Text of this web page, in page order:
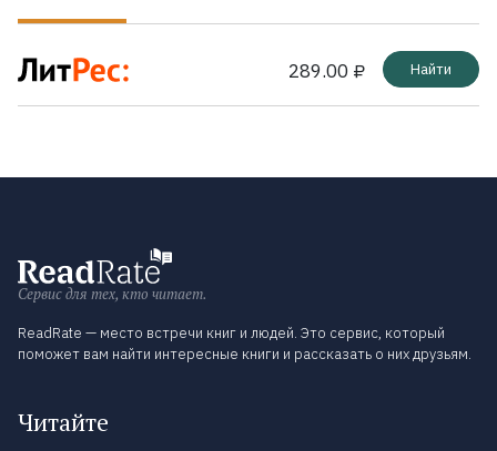
289.00 ₽ Найти
Сервис для тех, кто читает.
ReadRate — место встречи книг и людей. Это сервис, который
поможет вам найти интересные книги и рассказать о них друзьям.
Читайте